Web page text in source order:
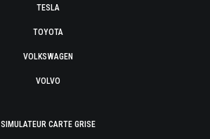
TESLA
TOYOTA
VOLKSWAGEN
VOLVO
SIMULATEUR CARTE GRISE